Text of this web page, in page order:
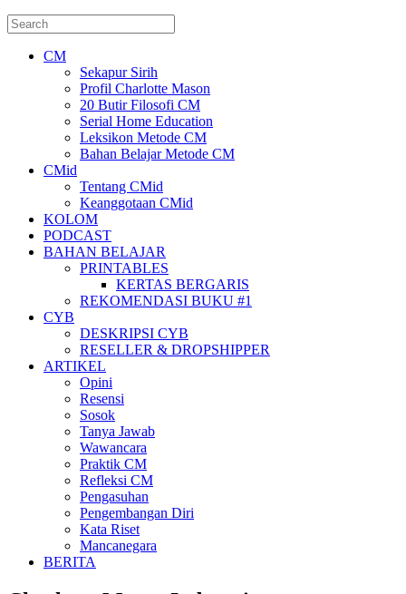
CM
Sekapur Sirih
Profil Charlotte Mason
20 Butir Filosofi CM
Serial Home Education
Leksikon Metode CM
Bahan Belajar Metode CM
CMid
Tentang CMid
Keanggotaan CMid
KOLOM
PODCAST
BAHAN BELAJAR
PRINTABLES
KERTAS BERGARIS
REKOMENDASI BUKU #1
CYB
DESKRIPSI CYB
RESELLER & DROPSHIPPER
ARTIKEL
Opini
Resensi
Sosok
Tanya Jawab
Wawancara
Praktik CM
Refleksi CM
Pengasuhan
Pengembangan Diri
Kata Riset
Mancanegara
BERITA